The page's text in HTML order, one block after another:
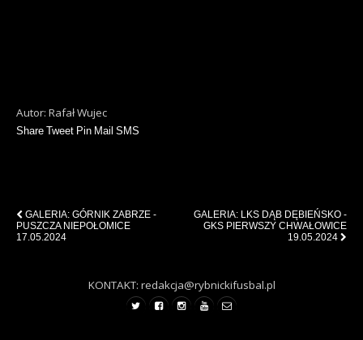
Autor: Rafał Wujec
Share Tweet Pin Mail SMS
GALERIA: GÓRNIK ZABRZE -
PUSZCZA NIEPOŁOMICE
17.05.2024
GALERIA: LKS DĄB DĘBIEŃSKO -
GKS PIERWSZY CHWAŁOWICE
19.05.2024
KONTAKT: redakcja@rybnickifusbal.pl